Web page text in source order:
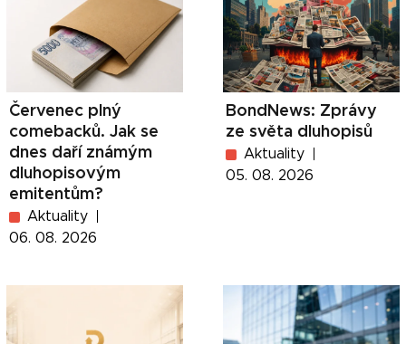
Červenec plný
comebacků. Jak se
dnes daří známým
dluhopisovým
emitentům?
Aktuality
06. 08. 2026
BondNews: Zprávy
ze světa dluhopisů
Aktuality
05. 08. 2026